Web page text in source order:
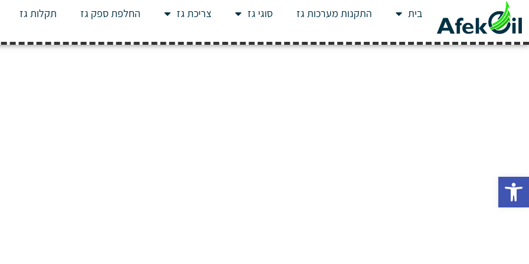
פתח סרגל נגישות
בית התקנות מערכות גז סוגי גז צריכת גז החלפת ספק גז תקלות גז